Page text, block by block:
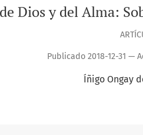
Dios y del Alma:
Publicado 2018-12-31 —
Íñigo Ongay